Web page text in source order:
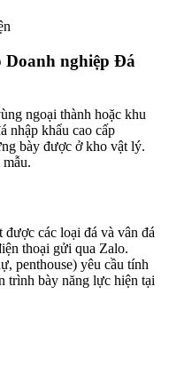
Doanh nghiệp Đá
ngoại thành hoặc khu
nhập khẩu cao cấp
bày được ở kho vật lý.
các loại đá và vân đá
thoại gửi qua Zalo.
penthouse) yêu cầu tính
trình bày năng lực hiện tại